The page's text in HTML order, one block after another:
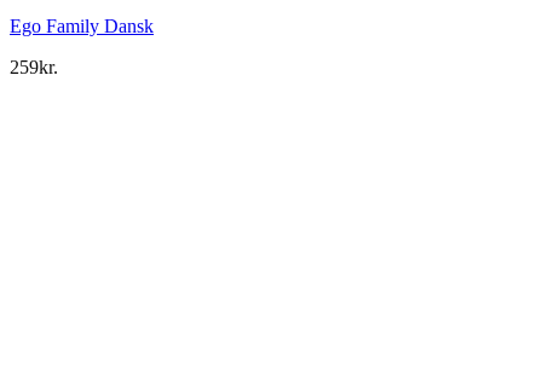
Ego Family Dansk
259kr.